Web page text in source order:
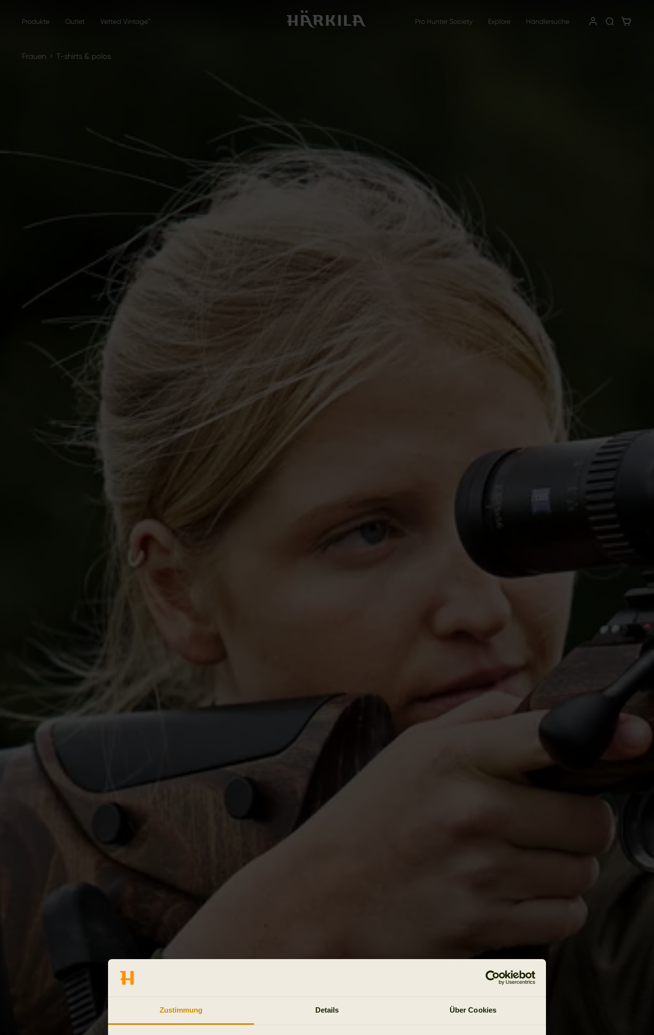
Zustimmung Details Über Cookies
Produkte Outlet Vetted Vintage™ Pro Hunter Society Explore Händlersuche
Frauen › T-shirts & polos